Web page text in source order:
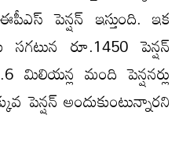
పెన్షన్ ఇస్తుంది. ఇక
సగటున రూ.1450 పెన్షన్‌
మిలియన్ల మంది పెన్షనర్లు
పెన్షన్‌ అందుకుంటున్నారని